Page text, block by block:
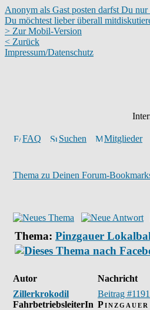
Anonym als Gast posten darfst Du
Du möchtest lieber überall
> Zur Mobil-Version
< Zurück
Impressum/Datenschutz
FAQ Suchen Mitglieder
Thema zu Deinen Forum-
Thema: Pinzgauer
Autor
Nachricht
Zillerkrokodil
FahrbetriebsleiterIn
Beitrag